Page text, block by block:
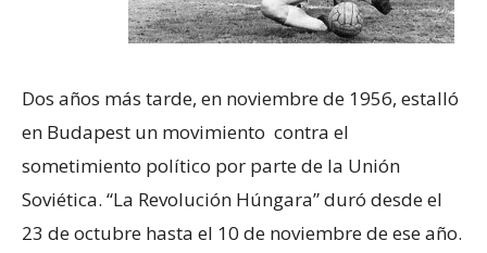
Dos años más tarde, en noviembre de 1956, estalló
en Budapest un movimiento contra el
sometimiento político por parte de la Unión
Soviética. “La Revolución Húngara” duró desde el
23 de octubre hasta el 10 de noviembre de ese año.